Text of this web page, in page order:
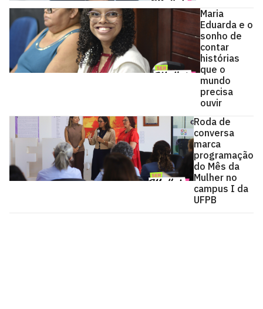
Maria
Eduarda e o
sonho de
contar
histórias
que o
mundo
precisa
ouvir
Roda de
conversa
marca
programação
do Mês da
Mulher no
campus I da
UFPB